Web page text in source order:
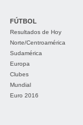
FÚTBOL
Resultados de Hoy
Norte/Centroamérica
Sudamérica
Europa
Clubes
Mundial
Euro 2016